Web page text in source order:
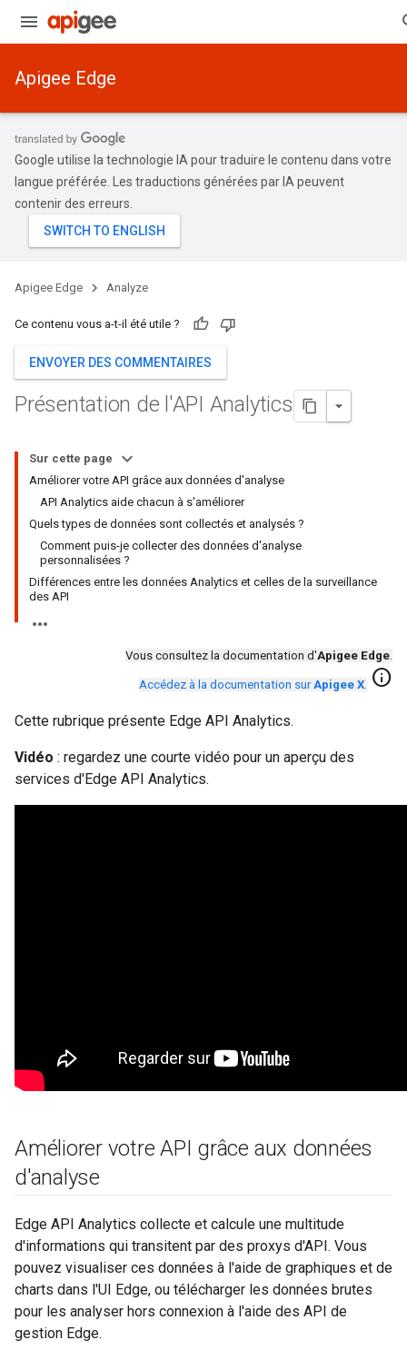
Apigee Edge
Google utilise la technologie IA pour traduire le contenu dans votre
langue préférée. Les traductions générées par IA peuvent
contenir des erreurs.
Apigee Edge Analyze
Ce contenu vous a-t-il été utile ?
ENVOYER DES COMMENTAIRES
Présentation de l'API Analytics
Sur cette page
Améliorer votre API grâce aux données d'analyse
API Analytics aide chacun à s'améliorer
Quels types de données sont collectés et analysés ?
Comment puis-je collecter des données d'analyse
personnalisées ?
Différences entre les données Analytics et celles de la surveillance
des API
Vous consultez la documentation d'Apigee Edge.
Accédez à la documentation surApigee X. info
Cette rubrique présente Edge API Analytics.
Vidéo : regardez une courte vidéo pour un aperçu des
services d'Edge API Analytics.
Améliorer votre API grâce aux données
d'analyse
Edge API Analytics collecte et calcule une multitude
d'informations qui transitent par des proxys d'API. Vous
pouvez visualiser ces données à l'aide de graphiques et de
charts dans l'UI Edge, ou télécharger les données brutes
pour les analyser hors connexion à l'aide des API de
gestion Edge.